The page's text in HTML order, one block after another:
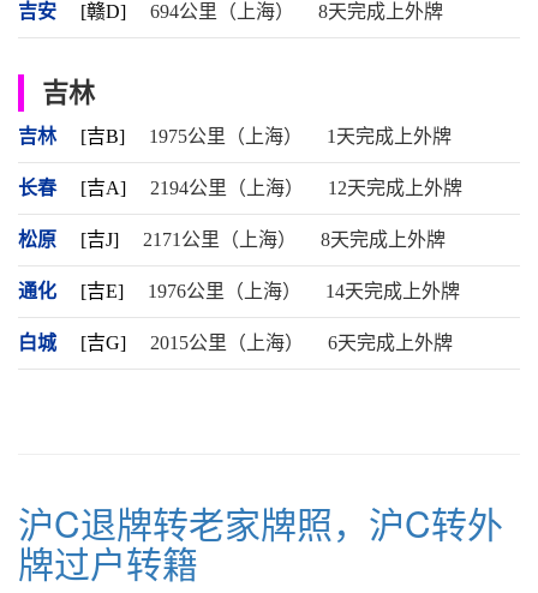
吉安 [赣D] 694公里（上海） 8天完成上外牌
吉林
吉林 [吉B] 1975公里（上海） 1天完成上外牌
长春 [吉A] 2194公里（上海） 12天完成上外牌
松原 [吉J] 2171公里（上海） 8天完成上外牌
通化 [吉E] 1976公里（上海） 14天完成上外牌
白城 [吉G] 2015公里（上海） 6天完成上外牌
沪C退牌转老家牌照，沪C转外
牌过户转籍